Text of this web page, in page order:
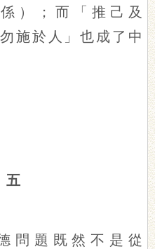
）；而「推己及
施於人」也成了中
五
問題既然不是從